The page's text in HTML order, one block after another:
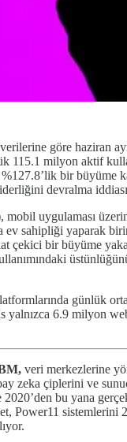
göre haziran
115.1 milyon aktif
bir büyüme
devralma
mobil uygulaması
ev sahipliği yaparak
çekici bir büyüme
günlük
yalnızca 6.9 milyon
veri merkezlerine
zeka çiplerini ve
2020’den bu yana
Power11 sistemlerini